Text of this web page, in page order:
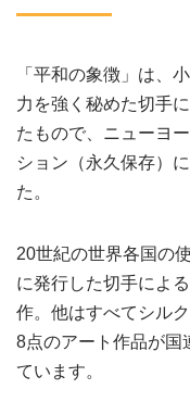
「平和の象徴」は、
力を強く秘めた切手
たもので、ニューヨ
ション（永久保存）
た。
20世紀の世界各国の
に発行した切手によ
作。他はすべてシル
8点のアート作品が国
ています。